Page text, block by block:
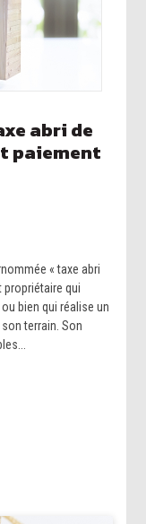
abri de
paiement
« taxe abri
propriétaire qui
bien qui réalise un
terrain. Son